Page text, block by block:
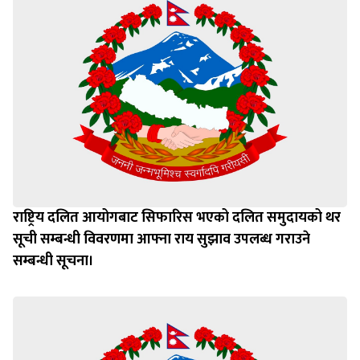
राष्ट्रिय दलित आयोगबाट सिफारिस भएको दलित समुदायको थर
सूची सम्बन्धी विवरणमा आफ्ना राय सुझाव उपलब्ध गराउने
सम्बन्धी सूचना।